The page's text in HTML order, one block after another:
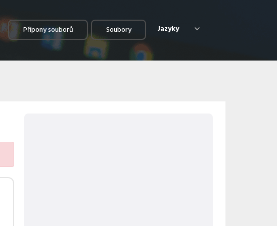
Přípony souborů Soubory Jazyky